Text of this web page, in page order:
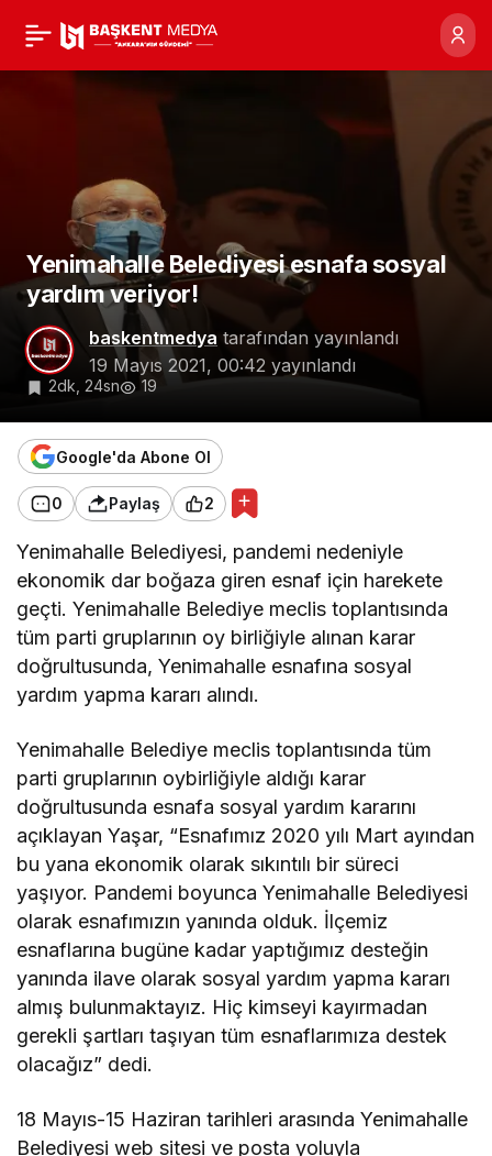
Yenimahalle Belediyesi esnafa sosyal
yardım veriyor!
baskentmedya tarafından yayınlandı
19 Mayıs 2021, 00:42 yayınlandı
2dk, 24sn 19
Google'da Abone Ol
0 Paylaş 2
Yenimahalle Belediyesi, pandemi nedeniyle
ekonomik dar boğaza giren esnaf için harekete
geçti. Yenimahalle Belediye meclis toplantısında
tüm parti gruplarının oy birliğiyle alınan karar
doğrultusunda, Yenimahalle esnafına sosyal
yardım yapma kararı alındı.
Yenimahalle Belediye meclis toplantısında tüm
parti gruplarının oybirliğiyle aldığı karar
doğrultusunda esnafa sosyal yardım kararını
açıklayan Yaşar, “Esnafımız 2020 yılı Mart ayından
bu yana ekonomik olarak sıkıntılı bir süreci
yaşıyor. Pandemi boyunca Yenimahalle Belediyesi
olarak esnafımızın yanında olduk. İlçemiz
esnaflarına bugüne kadar yaptığımız desteğin
yanında ilave olarak sosyal yardım yapma kararı
almış bulunmaktayız. Hiç kimseyi kayırmadan
gerekli şartları taşıyan tüm esnaflarımıza destek
olacağız” dedi.
18 Mayıs-15 Haziran tarihleri arasında Yenimahalle
Belediyesi web sitesi ve posta yoluyla
Yenimahalle Belediyesi
esnafa sosyal yardım
0